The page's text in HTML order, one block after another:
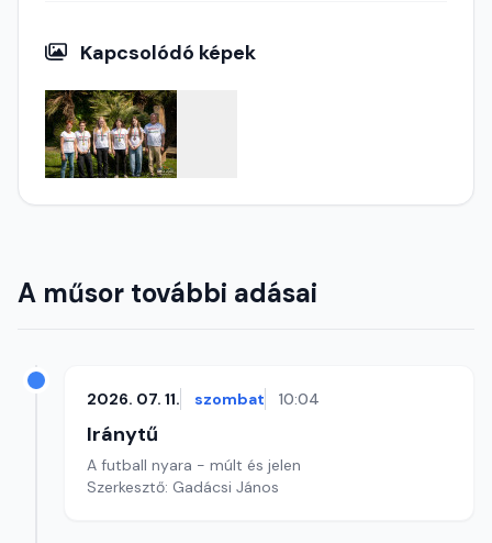
Kapcsolódó képek
A műsor további adásai
2026. 07. 11. szombat 10:04
Iránytű
A futball nyara - múlt és jelen
Szerkesztő: Gadácsi János